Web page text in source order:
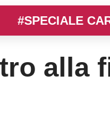
#SPECIALE
alla